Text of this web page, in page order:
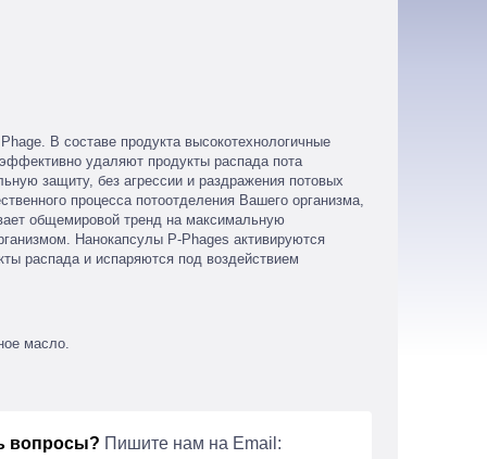
В составе продукта высокотехнологичные
удаляют продукты распада пота
защиту, без агрессии и раздражения потовых
процесса потоотделения Вашего организма,
общемировой тренд на максимальную
Нанокапсулы P-Phages активируются
распада и испаряются под воздействием
масло.
вопросы? Пишите нам на Email: